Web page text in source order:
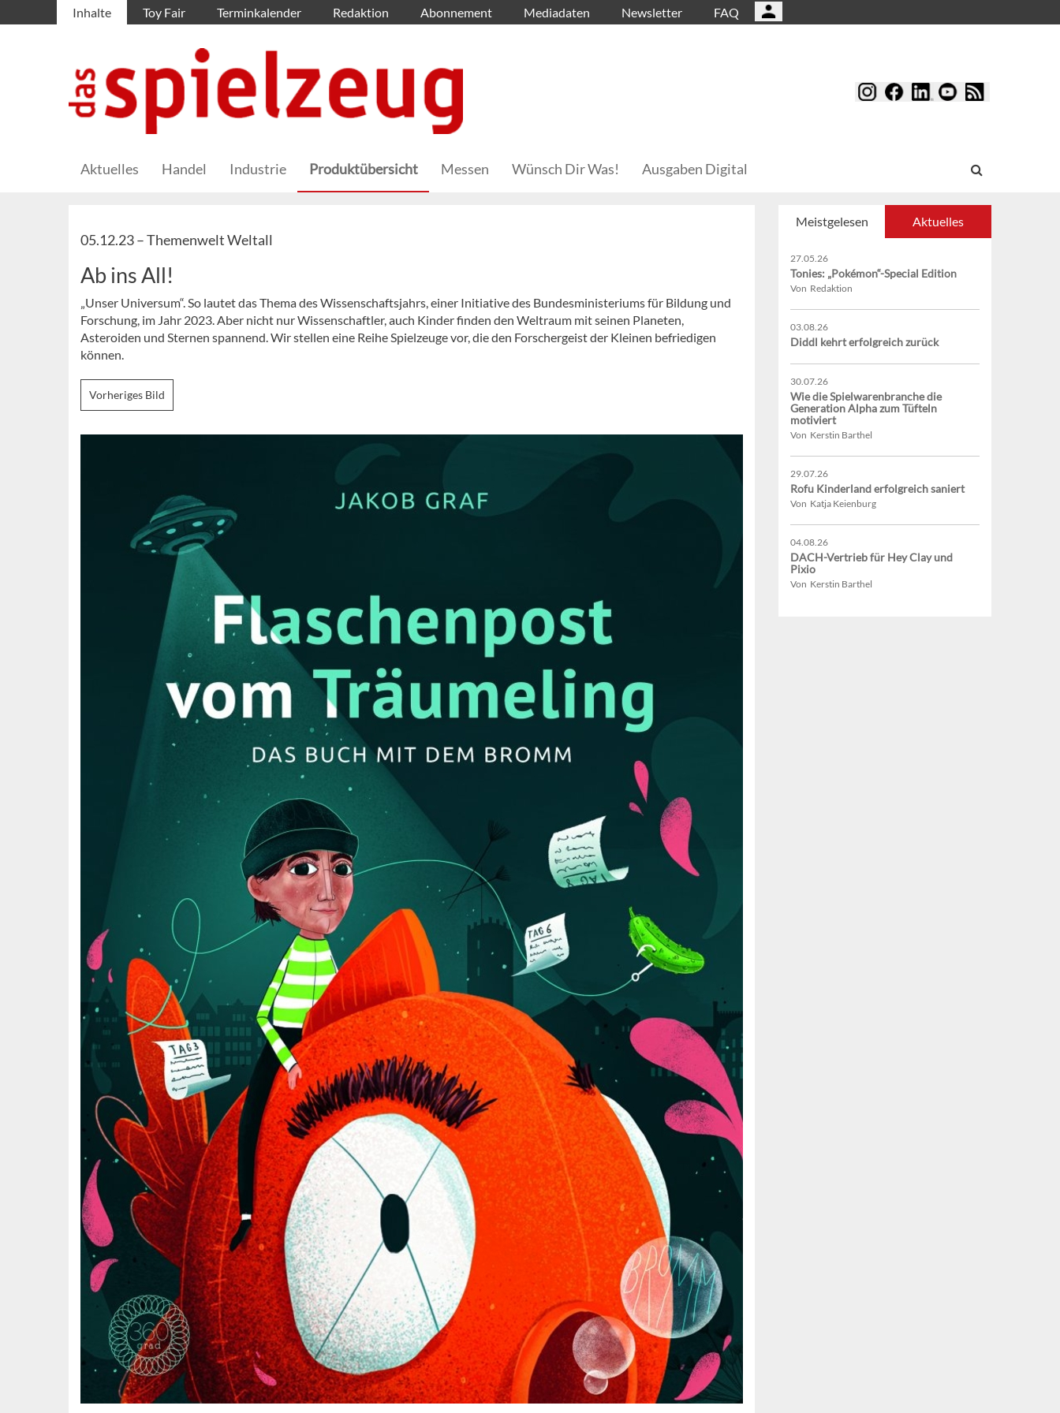
Inhalte Toy Fair Terminkalender Redaktion Abonnement Mediadaten Newsletter FAQ
Aktuelles Handel Industrie Produktübersicht Messen Wünsch Dir Was! Ausgaben Digital
05.12.23 –Themenwelt Weltall
Ab ins All!
„Unser Universum“. So lautet das Thema des Wissenschaftsjahrs, einer Initiative des Bundesministeriums für Bildung und
Forschung, im Jahr 2023. Aber nicht nur Wissenschaftler, auch Kinder finden den Weltraum mit seinen Planeten,
Asteroiden und Sternen spannend. Wir stellen eine Reihe Spielzeuge vor, die den Forschergeist der Kleinen befriedigen
können.
Vorheriges Bild
Meistgelesen Aktuelles
27.05.26
Tonies: „Pokémon“-Special Edition
Von Redaktion
03.08.26
Diddl kehrt erfolgreich zurück
30.07.26
Wie die Spielwarenbranche die
Generation Alpha zum Tüfteln
motiviert
Von Kerstin Barthel
29.07.26
Rofu Kinderland erfolgreich saniert
Von Katja Keienburg
04.08.26
DACH-Vertrieb für Hey Clay und
Pixio
Von Kerstin Barthel